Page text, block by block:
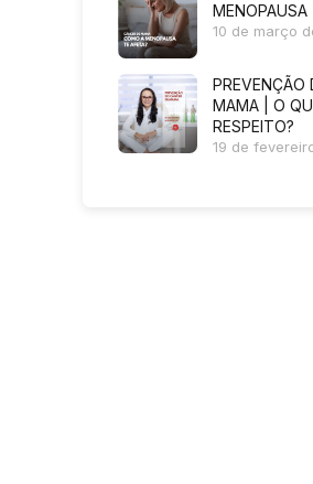
MENOPAUSA
10 de março
PREVENÇÃO
MAMA | O
RESPEITO?
19 de